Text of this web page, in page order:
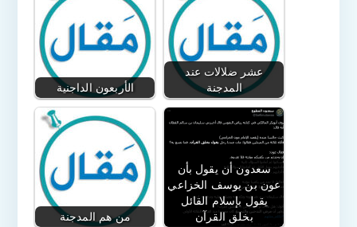
الأربعون الداجنية
عشر ضلالات عند
المدجنة
من هم المدجنة
سعدون أن يقول بأن
عون بن يوسف الخزاعي
يقول بإسلام القائل
بخلق القرآن